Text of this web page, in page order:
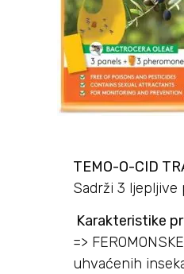
TEMO-O-CID
Sadrži 3 ljepljive
Karakteristike
=>
uhvaćenih